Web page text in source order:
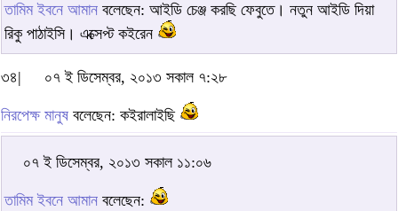
তামিম ইবনে আমান বলেছেন: আইডি চেঞ্জ করছি ফেবুতে। নতুন আইডি দিয়া
রিকু পাঠাইসি। এক্সেপ্ট কইরেন
৩৪| ০৭ ই ডিসেম্বর, ২০১৩ সকাল ৭:২৮
নিরপেক্ষ মানুষ বলেছেন: কইরালাইছি
০৭ ই ডিসেম্বর, ২০১৩ সকাল ১১:০৬
তামিম ইবনে আমান বলেছেন: